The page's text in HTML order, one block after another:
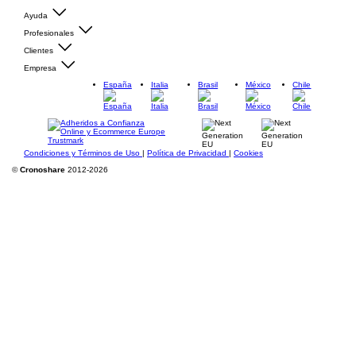
Ayuda
Profesionales
Clientes
Empresa
España
Italia Brasil México Chile
Condiciones y Términos de Uso | Política de Privacidad | Cookies
©Cronoshare 2012-2026